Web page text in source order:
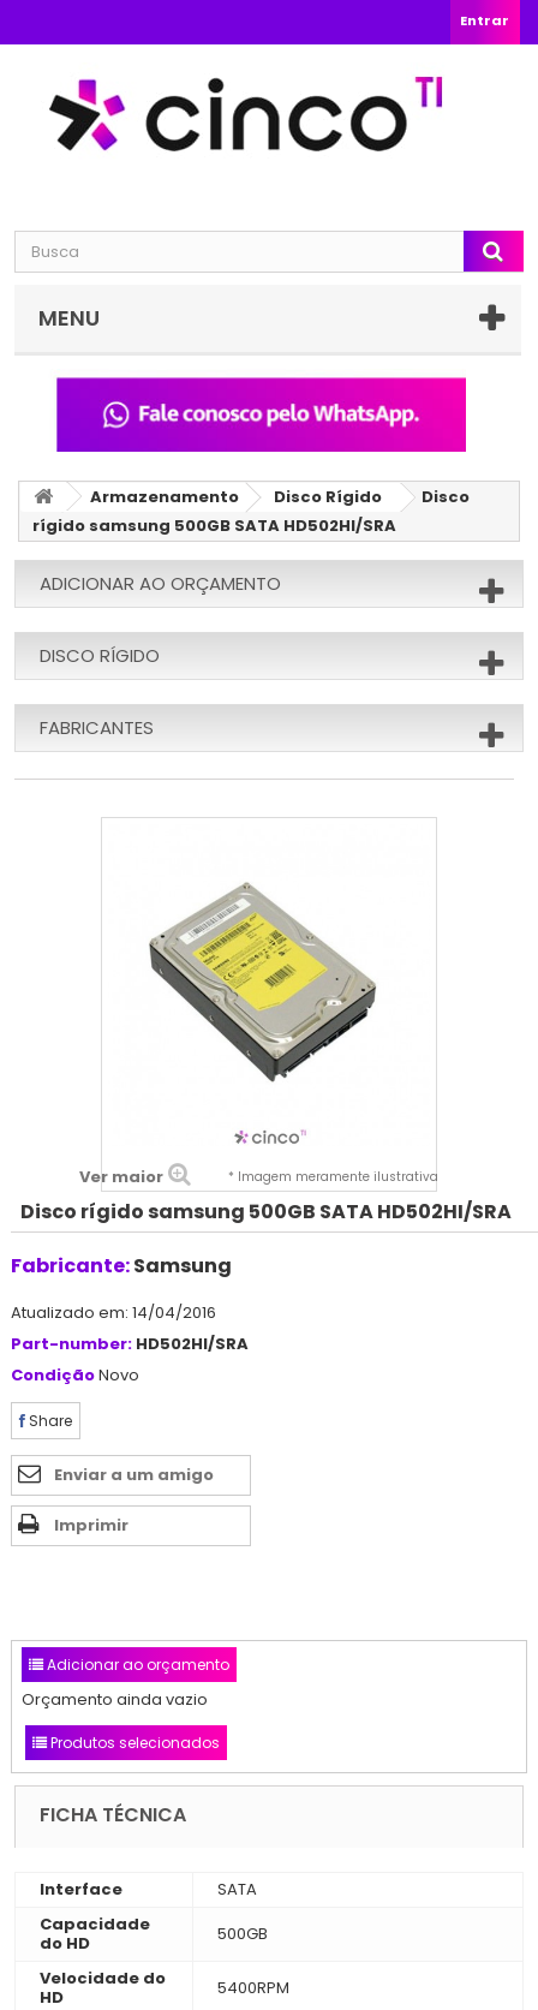
Entrar
MENU
Armazenamento Disco Rígido
Disco
rígido samsung 500GB SATA HD502HI/SRA
ADICIONAR AO ORÇAMENTO
DISCO RÍGIDO
FABRICANTES
Ver maior * Imagem meramente ilustrativa
Disco rígido samsung 500GB SATA HD502HI/SRA
Fabricante:Samsung
Atualizado em: 14/04/2016
Part-number: HD502HI/SRA
CondiçãoNovo
Share
Enviar a um amigo
Imprimir
Adicionar ao orçamento
Orçamento ainda vazio
Produtos selecionados
FICHA TÉCNICA
Interface
SATA
Capacidade
do HD
500GB
Velocidade do
HD
5400RPM